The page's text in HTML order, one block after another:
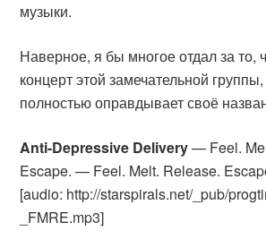
музыки.
Наверное, я бы многое отдал за то,
концерт этой замечательной
полностью оправдывает своё
Anti-Depressive Delivery— Feel.
Escape. — Feel. Melt. Release.
[audio: http://starspirals.net/_pub/
_FMRE.mp3]